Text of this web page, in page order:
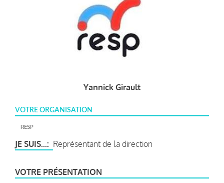
Yannick Girault
VOTRE ORGANISATION
RESP
JE SUIS... Représentant de la direction
VOTRE PRÉSENTATION